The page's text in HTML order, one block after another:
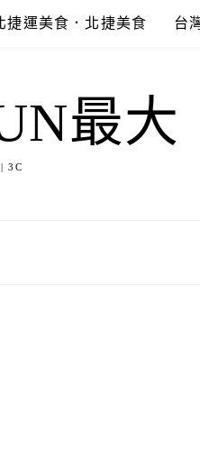
捷運美食．北捷美食 台
最大
3C